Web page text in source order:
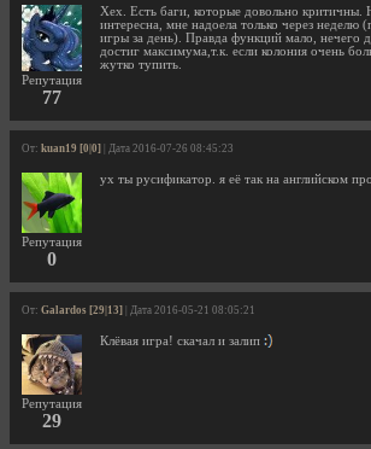
Репутация
77
Хех. Есть баги, которые довольно критичны.
интересна, мне надоела только через
игры за день). Правда функций мало, нечего
достиг максимума,т.к. если колония очень
жутко тупить.
От: kuan19 [0|0] | Дата 2016-07-26 08:45:23
Репутация
0
ух ты русификатор. я её так на английском
От: Galardos [29|13] | Дата 2016-05-21 08:05:21
Репутация
29
Клёвая игра! скачал и залип